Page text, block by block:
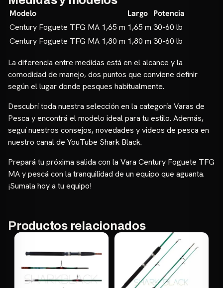
Modelo Largo Potencia
Century Foguete TFG MA 1,65 m 1,65 m 30-60 lb
Century Foguete TFG MA 1,80 m 1,80 m 30-60 lb
La diferencia entre medidas está en el alcance y la
comodidad de manejo, dos puntos que conviene definir
según el lugar donde pesques habitualmente.
Descubrí toda nuestra selección en la categoría Varas de
Pesca y encontrá el modelo ideal para tu estilo. Además,
seguí nuestros consejos, novedades y videos de pesca en
nuestro canal de YouTube Shark Black.
Prepará tu próxima salida con la Vara Century Foguete TFG
MA y pescá con la tranquilidad de un equipo que aguanta.
¡Sumala hoy a tu equipo!
Productos relacionados